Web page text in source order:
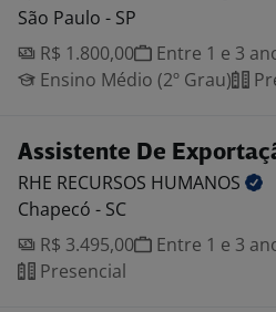
São Paulo - SP
R$ 1.800,00
Entre 1 e 3
Ensino Médio (2º Grau)
Assistente De
RHE RECURSOS HUMANOS
Chapecó - SC
R$ 3.495,00
Entre 1 e 3
Presencial